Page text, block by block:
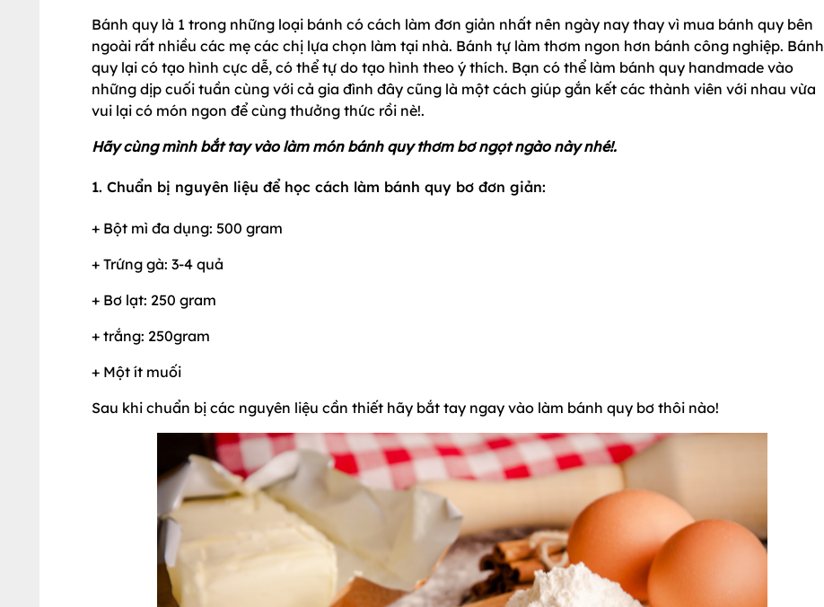
Bánh quy là 1 trong những loại bánh có cách làm đơn giản nhất nên ngày nay thay vì mua bánh quy bên
ngoài rất nhiều các mẹ các chị lựa chọn làm tại nhà. Bánh tự làm thơm ngon hơn bánh công nghiệp. Bánh
quy lại có tạo hình cực dễ, có thể tự do tạo hình theo ý thích. Bạn có thể làm bánh quy handmade vào
những dịp cuối tuần cùng với cả gia đình đây cũng là một cách giúp gắn kết các thành viên với nhau vừa
vui lại có món ngon để cùng thưởng thức rồi nè!.
Hãy cùng mình bắt tay vào làm món bánh quy thơm bơ ngọt ngào này nhé!.
1. Chuẩn bị nguyên liệu để học cách làm bánh quy bơ đơn giản:
+ Bột mì đa dụng: 500 gram
+ Trứng gà: 3-4 quả
+ Bơ lạt: 250 gram
+ trắng: 250gram
+ Một ít muối
Sau khi chuẩn bị các nguyên liệu cần thiết hãy bắt tay ngay vào làm bánh quy bơ thôi nào!